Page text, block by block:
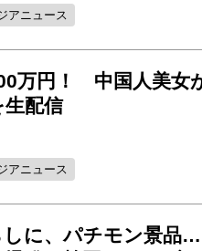
アニュース
万円！ 中国人美女
生配信
アニュース
しに、パチモン景品